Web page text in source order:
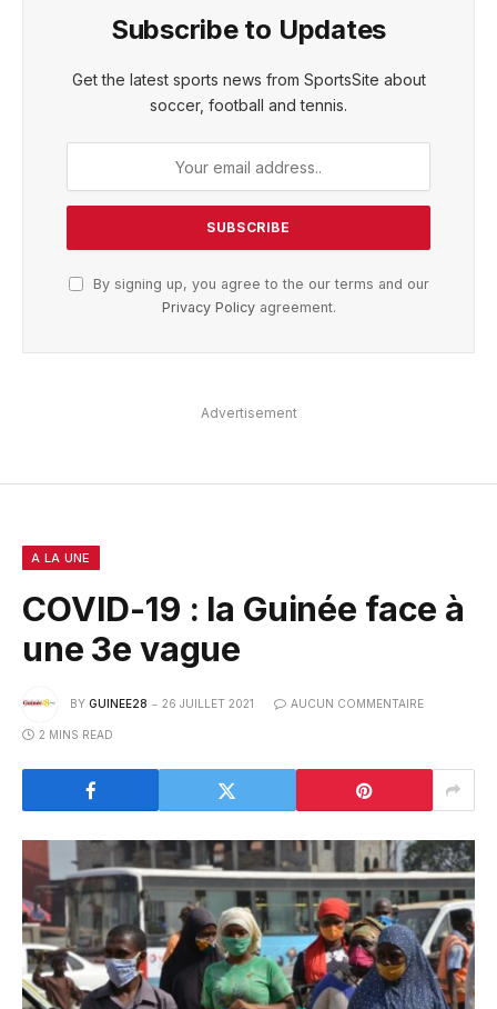
Subscribe to Updates
Get the latest sports news from SportsSite about
soccer, football and tennis.
By signing up, you agree to the our terms and our
Privacy Policyagreement.
Advertisement
A LA UNE
COVID-19 : la Guinée face à
une 3e vague
BY GUINEE28 26 JUILLET 2021 AUCUN COMMENTAIRE
2 MINS READ